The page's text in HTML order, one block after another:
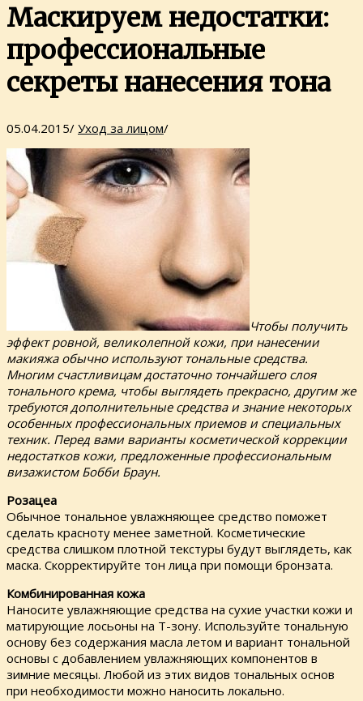
Маскируем недостатки:
профессиональные
секреты нанесения тона
05.04.2015/ Уход за лицом/
Чтобы получить
эффект ровной, великолепной кожи, при нанесении
макияжа обычно используют тональные средства.
Многим счастливицам достаточно тончайшего слоя
тонального крема, чтобы выглядеть прекрасно, другим же
требуются дополнительные средства и знание некоторых
особенных профессиональных приемов и специальных
техник. Перед вами варианты косметической коррекции
недостатков кожи, предложенные профессиональным
визажистом Бобби Браун.
Розацеа
Обычное тональное увлажняющее средство поможет
сделать красноту менее заметной. Косметические
средства слишком плотной текстуры будут выглядеть, как
маска. Скорректируйте тон лица при помощи бронзата.
Комбинированная кожа
Наносите увлажняющие средства на сухие участки кожи и
матирующие лосьоны на Т-зону. Используйте тональную
основу без содержания масла летом и вариант тональной
основы с добавлением увлажняющих компонентов в
зимние месяцы. Любой из этих видов тональных основ
при необходимости можно наносить локально.